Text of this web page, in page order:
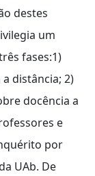
destes
um
fases:1)
distância; 2)
docência a
e
por
UAb. De